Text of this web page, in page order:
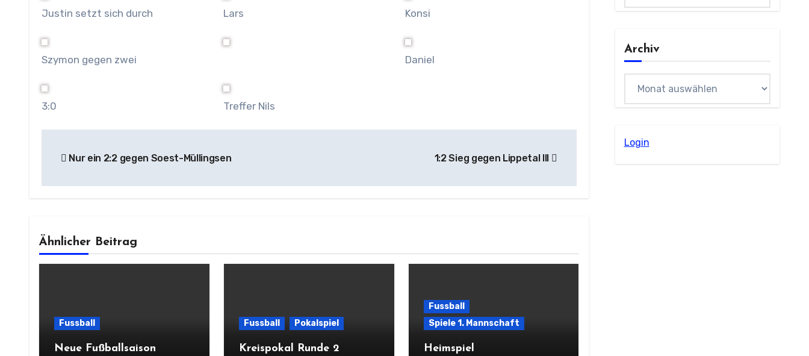
Justin setzt sich durch Lars Konsi
Szymon gegen zwei Daniel
3:0 Treffer Nils
Nur ein 2:2 gegen Soest-Müllingsen 1:2 Sieg gegen Lippetal III
Ähnlicher Beitrag
Fussball
Neue Fußballsaison
Fussball Pokalspiel
Kreispokal Runde 2
Fussball
Spiele 1. Mannschaft
Heimspiel
Archiv
Login